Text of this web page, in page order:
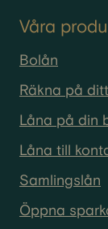
över
som
de
Våra
Bolån
Räkna på
Låna på din
Låna till
Samlingslån
Öppna